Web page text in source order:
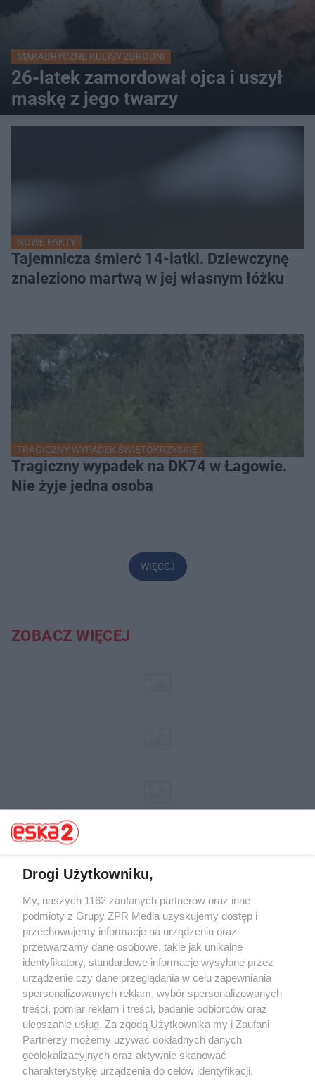
MAKABRYCZNE KULISY ZBRODNI
26-latek zamordował ojca i uszył
maskę z jego twarzy
NOWE FAKTY
Tajemnicza śmierć 14-latki. Dziewczynę
znaleziono martwą w jej własnym łóżku
TRAGICZNY WYPADEK ŚWIĘTOKRZYSKIE
Tragiczny wypadek na DK74 w Łagowie.
Nie żyje jedna osoba
WIĘCEJ
ZOBACZ WIĘCEJ
Żaden utwór zamieszczony w serwisie nie może być powielany i
rozpowszechniany lub dalej rozpowszechniany w jakikolwiek sposób (w
tym także elektroniczny lub mechaniczny) na jakimkolwiek polu
eksploatacji w jakiejkolwiek formie, włącznie z umieszczaniem w
Internecie bez pisemnej zgody właściciela praw. Jakiekolwiek użycie lub
wykorzystanie utworów w całości lub w części z naruszeniem prawa,
tzn. bez właściwej zgody, jest zabronione pod groźbą kary i może być
ścigane prawnie.
Drogi Użytkowniku,
My, naszych 1162 zaufanych partnerów oraz inne
podmioty z Grupy ZPR Media uzyskujemy dostęp i
przechowujemy informacje na urządzeniu oraz
przetwarzamy dane osobowe, takie jak unikalne
identyfikatory, standardowe informacje wysyłane przez
urządzenie czy dane przeglądania w celu zapewniania
spersonalizowanych reklam, wybór spersonalizowanych
treści, pomiar reklam i treści, badanie odbiorców oraz
ulepszanie usług. Za zgodą Użytkownika my i Zaufani
Partnerzy możemy używać dokładnych danych
geolokalizacyjnych oraz aktywnie skanować
charakterystykę urządzenia do celów identyfikacji.